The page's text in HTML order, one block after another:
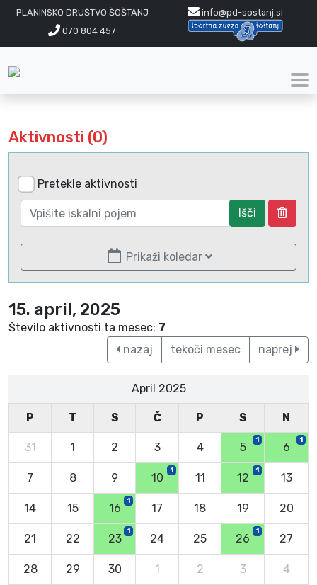
PLANINSKO DRUŠTVO ŠOŠTANJ
info@pd-sostanj.si
070 804 457
Aktivnosti (0)
Pretekle aktivnosti
Išči
Prikaži koledar
15. april, 2025
Število aktivnosti ta mesec: 7
nazaj
tekoči mesec naprej
April 2025
P T S Č P S N
31 1 2 3 4 5
1
6
1
7 8 9 10
1
11 12
1
13
14 15 16
1
17 18 19 20
21 22 23
1
24 25 26
1
27
28 29 30 1 2 3 4